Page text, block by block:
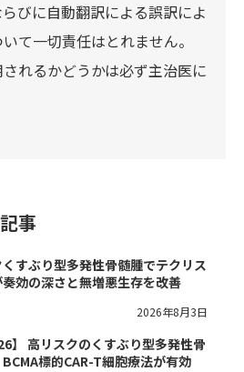
びに自動翻訳による誤訳によ
て一切責任はとれません。
れるかどうかは必ず主治医に
事
すぶり型多発性骨髄腫でテクリス
効の深さと無増悪生存を改善
2026年8月3日
】 高リスクのくすぶり型多発性骨
標的CAR-T細胞療法が有効